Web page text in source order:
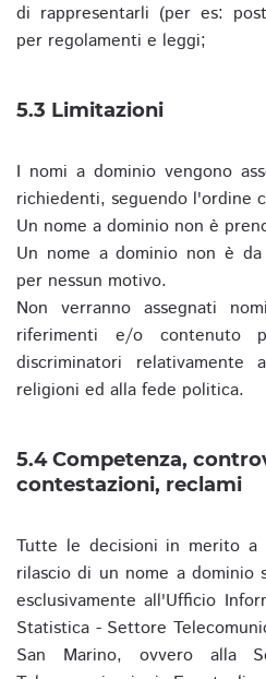
di rappresentarli (per es:
per regolamenti e leggi;
5.3 Limitazioni
I nomi a dominio vengono
richiedenti, seguendo l'ordine
Un nome a dominio non è
Un nome a dominio non è da
per nessun motivo.
Non verranno assegnati
riferimenti e/o contenuto
discriminatori relativamente
religioni ed alla fede politica.
5.4 Competenza,
contestazioni, reclami
Tutte le decisioni in merito a
rilascio di un nome a
esclusivamente all'Ufficio
Statistica - Settore
San Marino, ovvero alla